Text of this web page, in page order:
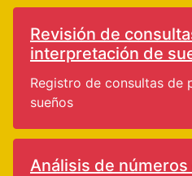
Revisión de
interpretación de
Registro de consultas de
sueños
Análisis de